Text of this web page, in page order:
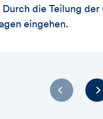
die Teilung
eingehen.